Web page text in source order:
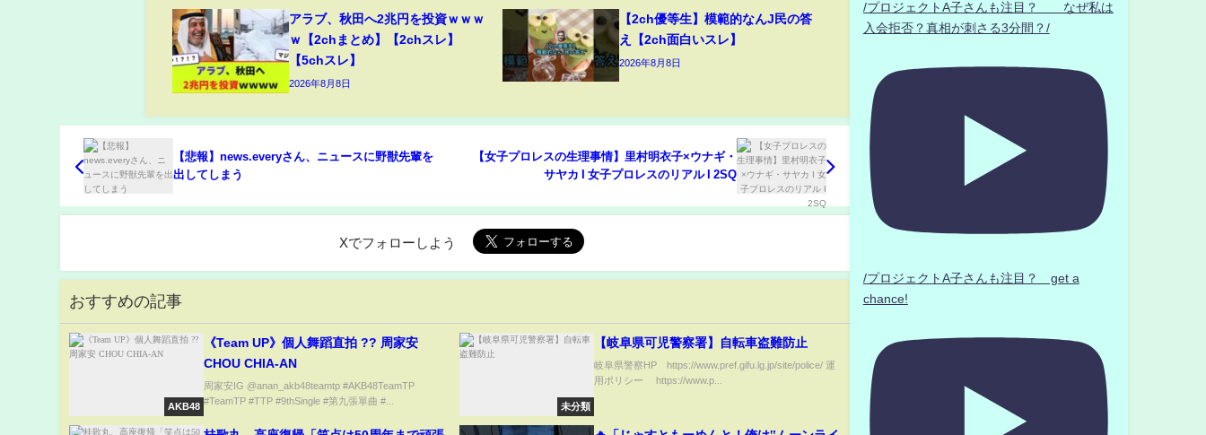
アラブ、秋田へ2兆円を投資ｗｗｗ
ｗ【2chまとめ】【2chスレ】
【5chスレ】
2026年8月8日
【2ch優等生】模範的なんJ民の答
え【2ch面白いスレ】
2026年8月8日
【悲報】news.everyさん、ニュースに野獣先輩を
出してしまう
【女子プロレスの生理事情】里村明衣子×ウナギ・
サヤカ Ι 女子プロレスのリアル Ι 2SQ
Xでフォローしよう
おすすめの記事
AKB48
《Team UP》個人舞蹈直拍 ?? 周家安
CHOU CHIA-AN
周家安IG @anan_akb48teamtp #AKB48TeamTP
#TeamTP #TTP⁣ #9thSingle #第九張單曲 #...
未分類
【岐阜県可児警察署】自転車盗難防止
岐阜県警察HP https://www.pref.gifu.lg.jp/site/police/ 運
用ポリシー https://www.p...
/プロジェクトA子さんも注目？ なぜ私は
入会拒否？真相が刺さる3分間？/
/プロジェクトA子さんも注目？ get a
chance!